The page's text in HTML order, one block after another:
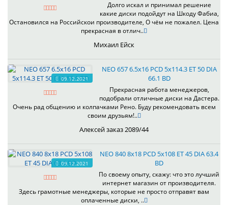
Долго искал и принимал решение
какие диски подойдут на Шкоду Фабиа,
Остановился на Российскои производителе, О чём не пожалел. Цена
прекрасная в отлич..
Михаил Ейск
09.12.2021
NEO 657 6.5x16 PCD 5x114.3 ET 50 DIA
66.1 BD
Прекрасная работа менеджеров,
подобрали отличные диски на Дастера.
Очень рад общению и колпачками Рено. Буду рекомендовать всем
своим друзьям!..
Алексей заказ 2089/44
09.12.2021
NEO 840 8x18 PCD 5x108 ET 45 DIA 63.4
BD
По своему опыту, скажу: что это лучший
интернет магазин от производителя.
Здесь грамотные менеджеры, которые не просто отправят вам
оплаченные диски, ..